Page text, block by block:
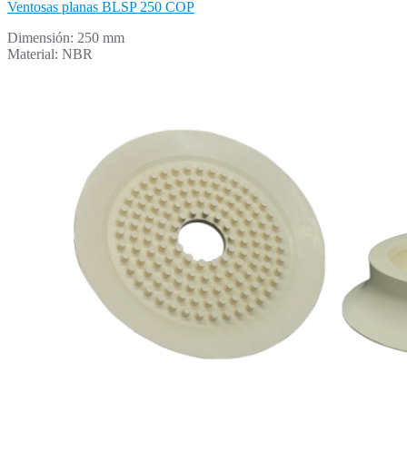
Ventosas planas BLSP 250 COP
Dimensión: 250 mm
Material: NBR